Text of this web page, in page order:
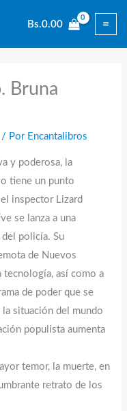
Bs.0.00
Bruna
/ Por Encantalibros
y poderosa, la
tiene un punto
inspector Lizard
se lanza a una
policía. Su
de Nuevos
tecnología, así como a
de poder que se
situación del mundo
populista aumenta
temor, la muerte, en
retrato de los